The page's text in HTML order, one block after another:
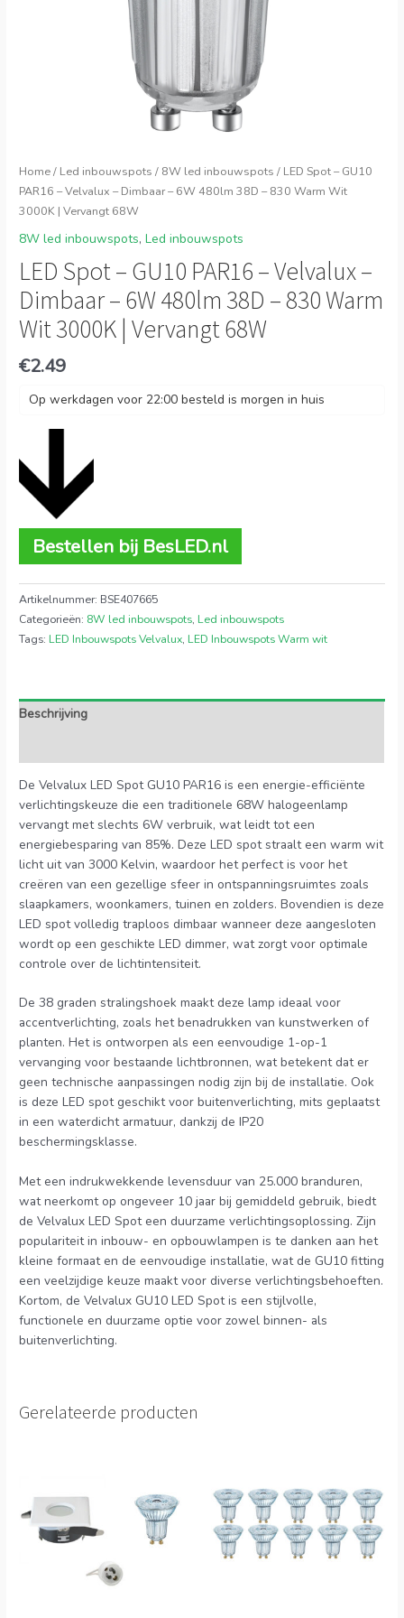
Home/ Led inbouwspots / 8W led inbouwspots / LED Spot – GU10
PAR16 – Velvalux – Dimbaar – 6W 480lm 38D – 830 Warm Wit
3000K | Vervangt 68W
8W led inbouwspots,Led inbouwspots
LED Spot – GU10 PAR16 – Velvalux –
Dimbaar – 6W 480lm 38D – 830 Warm
Wit 3000K | Vervangt 68W
€2.49
Op werkdagen voor 22:00 besteld is morgen in huis
Bestellen bij BesLED.nl
Artikelnummer: BSE407665
Categorieën: 8W led inbouwspots, Led inbouwspots
Tags: LED Inbouwspots Velvalux, LED Inbouwspots Warm wit
Beschrijving
De Velvalux LED Spot GU10 PAR16 is een energie-efficiënte
verlichtingskeuze die een traditionele 68W halogeenlamp
vervangt met slechts 6W verbruik, wat leidt tot een
energiebesparing van 85%. Deze LED spot straalt een warm wit
licht uit van 3000 Kelvin, waardoor het perfect is voor het
creëren van een gezellige sfeer in ontspanningsruimtes zoals
slaapkamers, woonkamers, tuinen en zolders. Bovendien is deze
LED spot volledig traploos dimbaar wanneer deze aangesloten
wordt op een geschikte LED dimmer, wat zorgt voor optimale
controle over de lichtintensiteit.
De 38 graden stralingshoek maakt deze lamp ideaal voor
accentverlichting, zoals het benadrukken van kunstwerken of
planten. Het is ontworpen als een eenvoudige 1-op-1
vervanging voor bestaande lichtbronnen, wat betekent dat er
geen technische aanpassingen nodig zijn bij de installatie. Ook
is deze LED spot geschikt voor buitenverlichting, mits geplaatst
in een waterdicht armatuur, dankzij de IP20
beschermingsklasse.
Met een indrukwekkende levensduur van 25.000 branduren,
wat neerkomt op ongeveer 10 jaar bij gemiddeld gebruik, biedt
de Velvalux LED Spot een duurzame verlichtingsoplossing. Zijn
populariteit in inbouw- en opbouwlampen is te danken aan het
kleine formaat en de eenvoudige installatie, wat de GU10 fitting
een veelzijdige keuze maakt voor diverse verlichtingsbehoeften.
Kortom, de Velvalux GU10 LED Spot is een stijlvolle,
functionele en duurzame optie voor zowel binnen- als
buitenverlichting.
Gerelateerde producten